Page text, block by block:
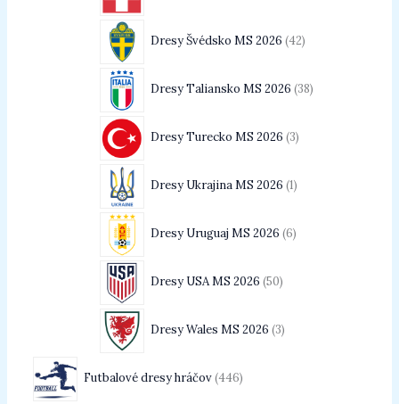
Dresy Švédsko MS 2026 42
Dresy Taliansko MS 2026 38
Dresy Turecko MS 2026 3
Dresy Ukrajina MS 2026 1
Dresy Uruguaj MS 2026 6
Dresy USA MS 2026 50
Dresy Wales MS 2026 3
Futbalové dresy hráčov 446